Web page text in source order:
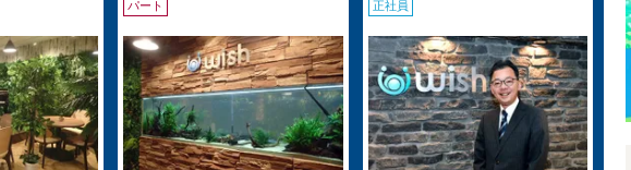
パート 正社員